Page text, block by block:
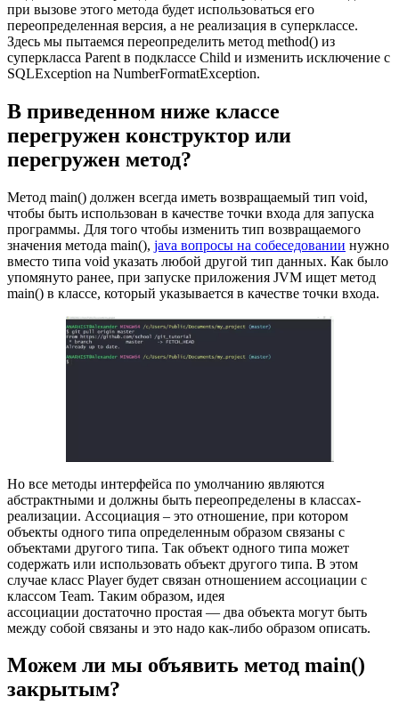
при вызове этого метода будет использоваться его
переопределенная версия, а не реализация в суперклассе.
Здесь мы пытаемся переопределить метод method() из
суперкласса Parent в подклассе Child и изменить исключение с
SQLException на NumberFormatException.
В приведенном ниже классе
перегружен конструктор или
перегружен метод?
Метод main() должен всегда иметь возвращаемый тип void,
чтобы быть использован в качестве точки входа для запуска
программы. Для того чтобы изменить тип возвращаемого
значения метода main(), java вопросы на собеседовании нужно
вместо типа void указать любой другой тип данных. Как было
упомянуто ранее, при запуске приложения JVM ищет метод
main() в классе, который указывается в качестве точки входа.
Но все методы интерфейса по умолчанию являются
абстрактными и должны быть переопределены в классах-
реализации. Ассоциация – это отношение, при котором
объекты одного типа определенным образом связаны с
объектами другого типа. Так объект одного типа может
содержать или использовать объект другого типа. В этом
случае класс Player будет связан отношением ассоциации с
классом Team. Таким образом, идея
ассоциации достаточно простая — два объекта могут быть
между собой связаны и это надо как-либо образом описать.
Можем ли мы объявить метод main()
закрытым?